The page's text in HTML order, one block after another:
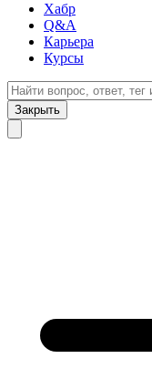
Хабр
Q&A
Карьера
Курсы
Закрыть